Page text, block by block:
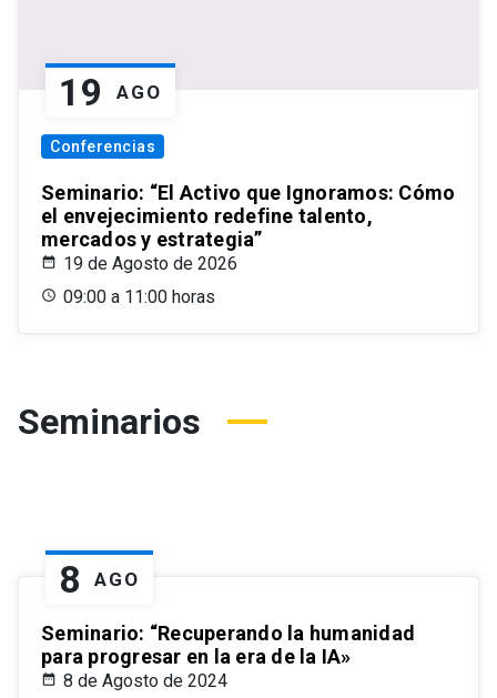
19 AGO
Conferencias
Seminario: “El Activo que Ignoramos: Cómo
el envejecimiento redefine talento,
mercados y estrategia”
19 de Agosto de 2026
09:00 a 11:00 horas
Seminarios
8 AGO
Seminario: “Recuperando la humanidad
para progresar en la era de la IA»
8 de Agosto de 2024